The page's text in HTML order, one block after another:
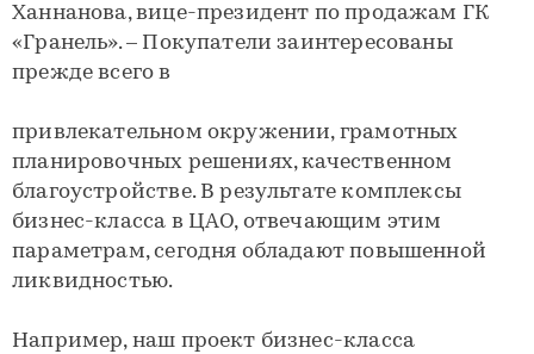
Ханнанова, вице-президент по продажам ГК
«Гранель». – Покупатели заинтересованы
прежде всего в
привлекательном окружении, грамотных
планировочных решениях, качественном
благоустройстве. В результате комплексы
бизнес-класса в ЦАО, отвечающим этим
параметрам, сегодня обладают повышенной
ликвидностью.
Например, наш проект бизнес-класса